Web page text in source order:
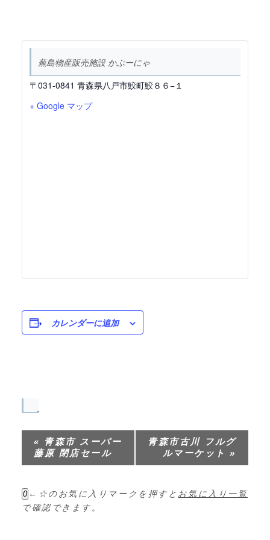
蕪島物産販売施設 かぶーにゃ
〒031-0841 青森県八戸市鮫町鮫８６−１
+ Google マップ
カレンダーに追加
イ
ベ
ン
ト
ビ
ゲ
«
青森市 スーパー
藤原 閉店セール
青森市古川 フルグ
ルマーケット»
0 ←☆のお気に入りマークを押すと お気に入り一覧
で確認できます。